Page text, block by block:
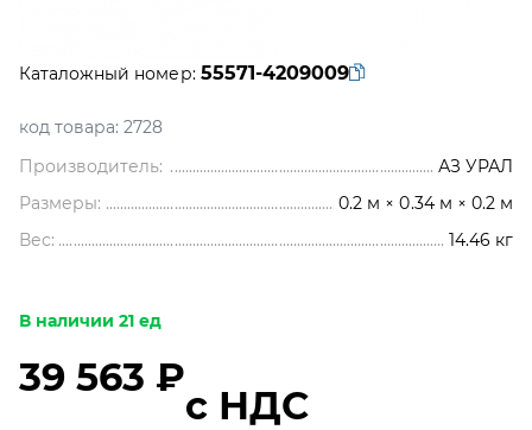
Каталожный номер: 55571-4209009
код товара: 2728
Производитель:
АЗ УРАЛ
Размеры:
0.2 м × 0.34 м × 0.2 м
Вес:
14.46 кг
В наличии 21 ед
39 563 ₽
с НДС